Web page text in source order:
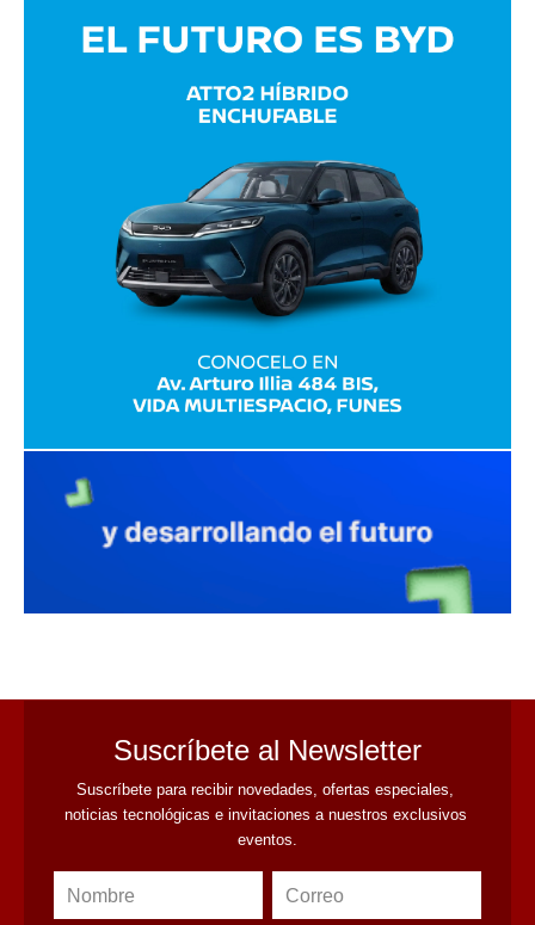
Suscríbete al Newsletter
Suscríbete para recibir novedades, ofertas especiales,
noticias tecnológicas e invitaciones a nuestros exclusivos
eventos.
Nombre Correo